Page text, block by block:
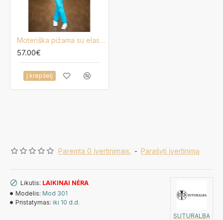
Moteriška pižama su elastanu Mpal1028767
57.00€
Į krepšelį
Paremta 0 įvertinimais. - Parašyti įvertinimą
Likutis: LAIKINAI NĖRA
Modelis: Mod 301
Pristatymas: iki 10 d.d.
SUTURALBA